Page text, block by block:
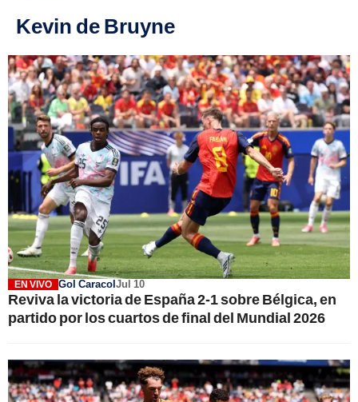
Kevin de Bruyne
EN VIVO Gol CaracolJul 10
Reviva la victoria de España 2-1 sobre Bélgica, en
partido por los cuartos de final del Mundial 2026